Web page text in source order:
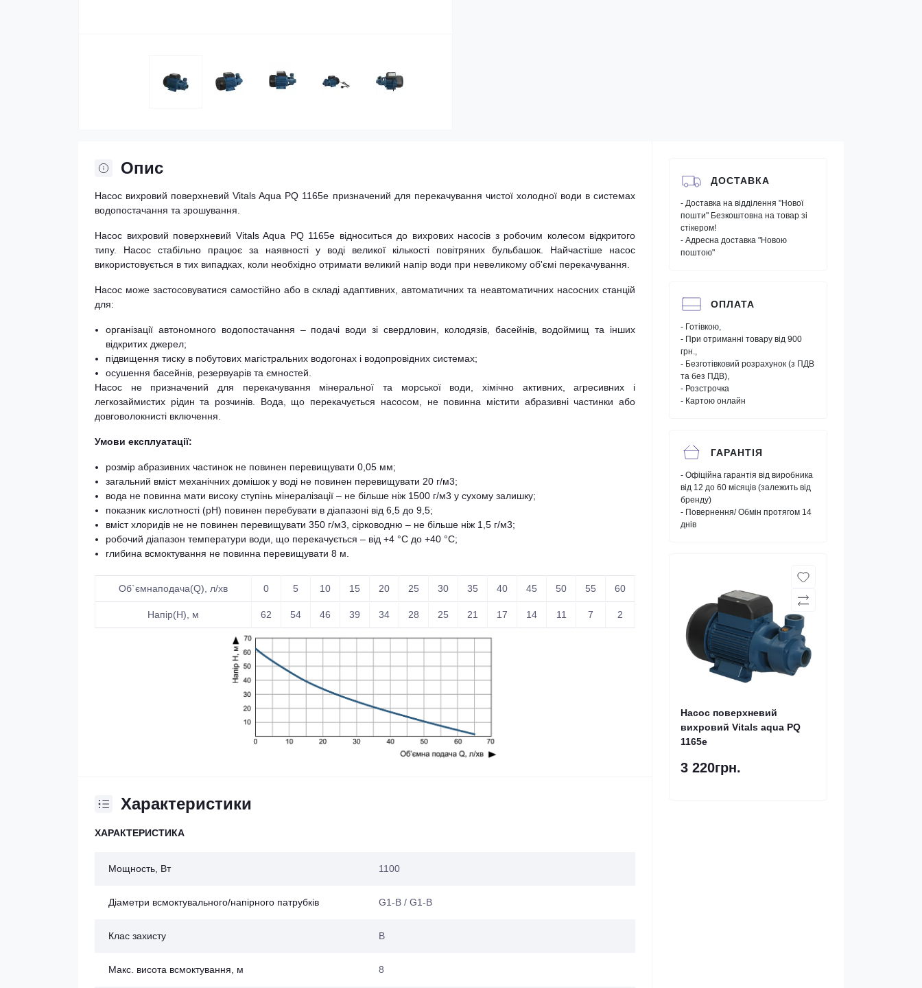
Опис
Насос вихровий поверхневий Vitals Aqua PQ 1165e призначений для перекачування чистої холодної води в системах
водопостачання та зрошування.
Насос вихровий поверхневий Vitals Aqua PQ 1165e відноситься до вихрових насосів з робочим колесом відкритого
типу. Насос стабільно працює за наявності у воді великої кількості повітряних бульбашок. Найчастіше насос
використовується в тих випадках, коли необхідно отримати великий напір води при невеликому об'ємі перекачування.
Насос може застосовуватися самостійно або в складі адаптивних, автоматичних та неавтоматичних насосних станцій
для:
організації автономного водопостачання – подачі води зі свердловин, колодязів, басейнів, водоймищ та інших
відкритих джерел;
підвищення тиску в побутових магістральних водогонах і водопровідних системах;
осушення басейнів, резервуарів та ємностей.
Насос не призначений для перекачування мінеральної та морської води, хімічно активних, агресивних і
легкозаймистих рідин та розчинів. Вода, що перекачується насосом, не повинна містити абразивні частинки або
довговолокнисті включення.
Умови експлуатації:
розмір абразивних частинок не повинен перевищувати 0,05 мм;
загальний вміст механічних домішок у воді не повинен перевищувати 20 г/м3;
вода не повинна мати високу ступінь мінералізації – не більше ніж 1500 г/м3 у сухому залишку;
показник кислотності (рН) повинен перебувати в діапазоні від 6,5 до 9,5;
вміст хлоридів не не повинен перевищувати 350 г/м3, сірководню – не більше ніж 1,5 г/м3;
робочий діапазон температури води, що перекачується – від +4 °С до +40 °С;
глибина всмоктування не повинна перевищувати 8 м.
Об`ємнаподача(Q), л/хв 0 5 10 15 20 25 30 35 40 45 50 55 60
Напір(Н), м 62 54 46 39 34 28 25 21 17 14 11 7 2
Характеристики
ХАРАКТЕРИСТИКА
Мощность, Вт 1100
Діаметри всмоктувального/напірного патрубків G1-B / G1-B
Клас захисту В
Макс. висота всмоктування, м 8
ДОСТАВКА
- Доставка на відділення "Нової
пошти" Безкоштовна на товар зі
стікером!
- Адресна доставка "Новою
поштою"
ОПЛАТА
- Готівкою,
- При отриманні товару від 900
грн.,
- Безготівковий розрахунок (з ПДВ
та без ПДВ),
- Розстрочка
- Картою онлайн
ГАРАНТІЯ
- Офіційна гарантія від виробника
від 12 до 60 місяців (залежить від
бренду)
- Повернення/ Обмін протягом 14
днів
Насос поверхневий
вихровий Vitals aqua PQ
1165e
3 220грн.